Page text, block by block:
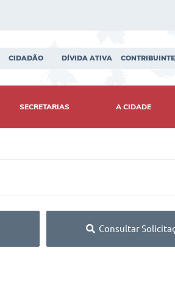
CIDADÃO DÍVIDA ATIVA CONTRIBUINTE
SECRETARIAS A CIDADE
Consultar